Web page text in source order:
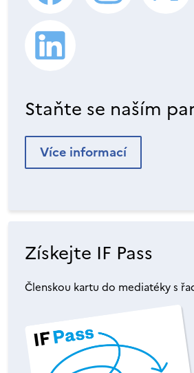
Staňte se naším
Více informací
Získejte IF Pass
Členskou kartu do mediatéky s